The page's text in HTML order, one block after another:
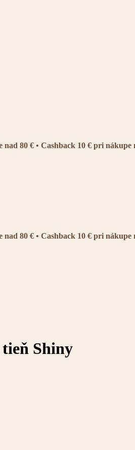
80 € • Cashback 10 € pri nákupe
80 € • Cashback 10 € pri nákupe
Shiny